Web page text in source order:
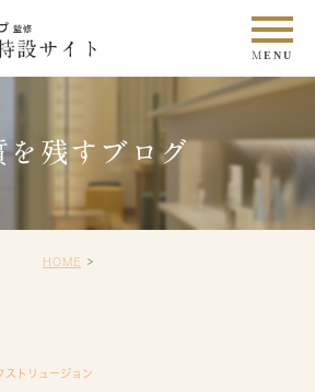
を残すブログ
HOME
ストリュージョン